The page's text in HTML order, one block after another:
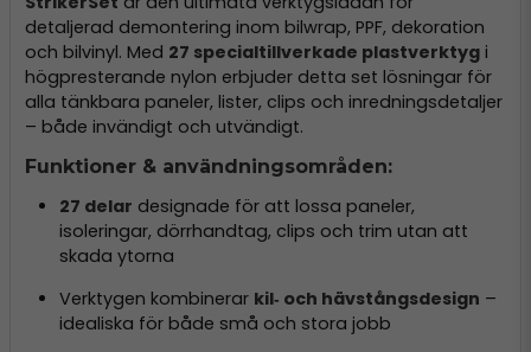
detaljerad demontering inom bilwrap, PPF, dekoration
och bilvinyl. Med 27 specialtillverkade plastverktyg i
högpresterande nylon erbjuder detta set lösningar för
alla tänkbara paneler, lister, clips och inredningsdetaljer
– både invändigt och utvändigt.
Funktioner & användningsområden:
27 delar designade för att lossa paneler,
isoleringar, dörrhandtag, clips och trim utan att
skada ytorna
Verktygen kombinerar kil‑ och hävstångsdesign –
idealiska för både små och stora jobb